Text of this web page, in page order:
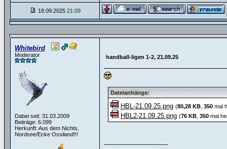
18.09.2025 21:09
Whitebird
Moderator
Dabei seit: 31.03.2009
Beiträge: 6.099
Herkunft: Aus dem Nichts,
Nordsee/Ecke Ossiland!!!
handball-ligen 1-2, 21.09.25
Dateianhänge:
HBL-21.09.25.png (80,28 KB, 350mal
HBL2-21.09.25.png (76 KB, 350mal